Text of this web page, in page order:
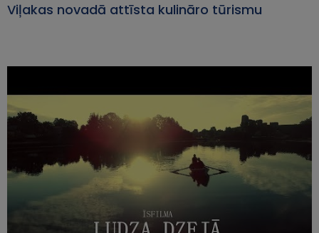
Viļakas novadā attīsta kulināro tūrismu